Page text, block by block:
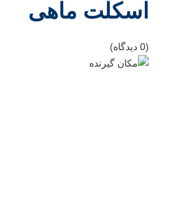
اسکلت ماهی
(0 دیدگاه)